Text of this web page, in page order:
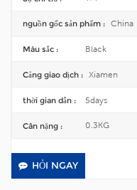
nguồn gốc sản phẩm : China
Màu sắc : Black
Cảng giao dịch : Xiamen
thời gian dẫn : 5days
Cân nặng : 0.3KG
HỎI NGAY